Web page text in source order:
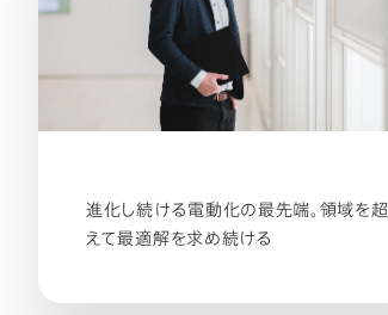
進化し続ける電動化の最先端。領域を超
えて最適解を求め続ける